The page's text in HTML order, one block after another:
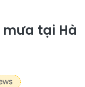
tại Hà